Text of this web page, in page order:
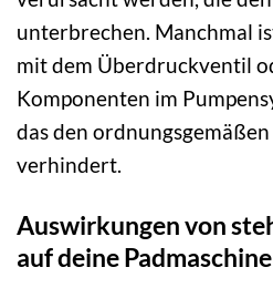
unterbrechen. Manchmal
mit dem Überdruckventil
Komponenten im
das den
verhindert.
Auswirkungen von
auf deine Padmaschine